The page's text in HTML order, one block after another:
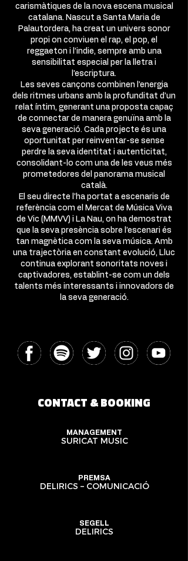
carismàtiques de la nova escena musical
catalana. Nascut a Santa Maria de
Palautordera, ha creat un univers sonor
propi on conviuen el rap, el pop, el
reggaeton i l’indie, sempre amb una
sensibilitat especial per la lletra i
l’escriptura.
Les seves cançons combinen l’energia
dels ritmes urbans amb la profunditat d’un
relat íntim, generant una proposta capaç
de connectar de manera genuïna amb la
seva generació. Cada projecte és una
oportunitat per reinventar-se sense
perdre la seva identitat i autenticitat,
consolidant-lo com una de les veus més
prometedores del panorama musical
català.
El seu directe l’ha portat a escenaris de
referència com el Mercat de Música Viva
de Vic (MMVV) i La Nau, on ha demostrat
que la seva presència sobre l’escenari és
tan magnètica com la seva música. Amb
una trajectòria en constant evolució, Lluc
continua explorant sonoritats noves i
captivadores, establint-se com un dels
talents més interessants i innovadors de
la seva generació.
CONTACT & BOOKING
MANAGEMENT
SURICAT MUSIC
PREMSA
DELIRICS – COMUNICACIÓ
SEGELL
DELIRICS